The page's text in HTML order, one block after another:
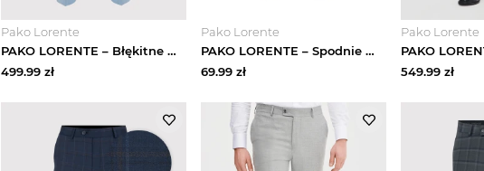
Pako Lorente
PAKO LORENTE – Błękitne męskie spodnie garniturowe
499.99 zł
Pako Lorente
PAKO LORENTE – Spodnie męskie garniturowe INIGO PPLM9-6G-159-G
69.99 zł
Pako Lorente
549.99 zł